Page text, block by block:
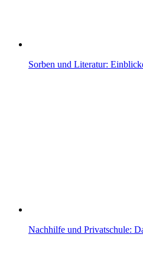
Sorben und Literatur:
Nachhilfe und Privatschule: